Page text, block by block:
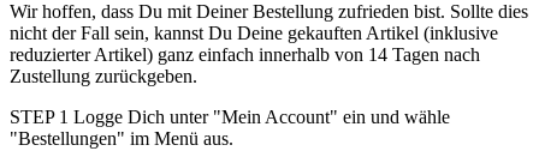
Wir hoffen, dass Du mit Deiner Bestellung zufrieden bist. Sollte dies
nicht der Fall sein, kannst Du Deine gekauften Artikel (inklusive
reduzierter Artikel) ganz einfach innerhalb von 14 Tagen nach
Zustellung zurückgeben.
STEP 1 Logge Dich unter "Mein Account" ein und wähle
"Bestellungen" im Menü aus.